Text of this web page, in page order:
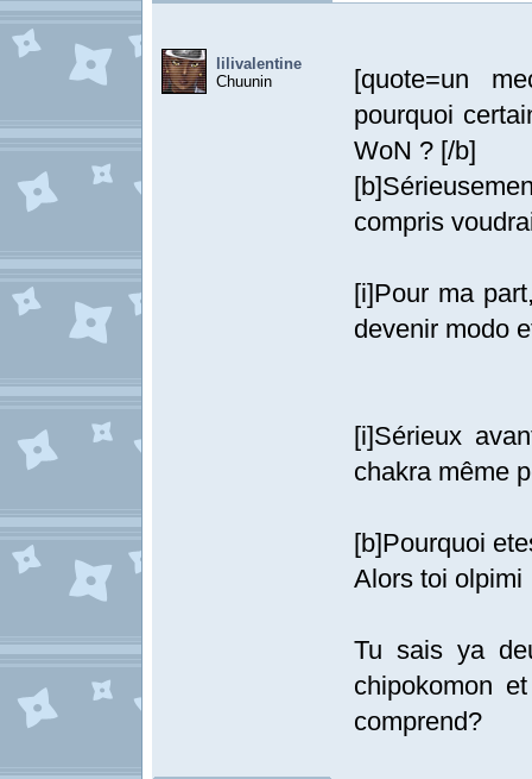
lilivalentine
Chuunin
[quote=un
pourquoi
WoN ? [/b]
compris
[i]Pour ma
devenir modo
[i]Sérieux
chakra même
[b]Pourquoi
Alors toi
Tu sais ya
chipokomon
comprend?